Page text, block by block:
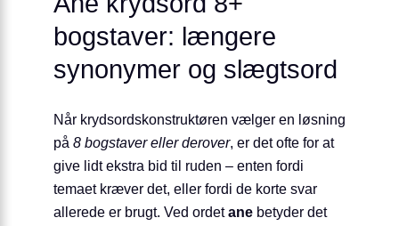
bogstaver: længere
synonymer og slægtsord
Når krydsordskonstruktøren vælger en løsning
på 8 bogstaver eller derover, er det ofte for at
give lidt ekstra bid til ruden – enten fordi
temaet kræver det, eller fordi de korte svar
allerede er brugt. Ved ordetane betyder det